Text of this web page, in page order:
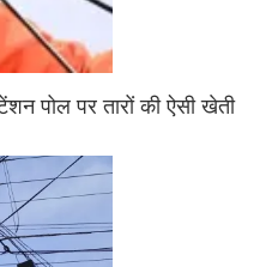
पोल पर तारों की ऐसी खेती